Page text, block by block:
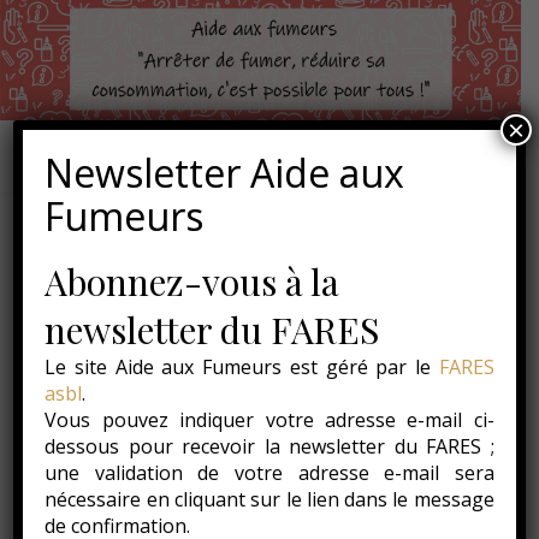
ACTUALITÉS,CAMPAGNE "SEVRAGE POUR TOUS"
Témoignage – L.F., 42
27 mars 2014
» J’ai arrêté plusieurs fois dans ma vie et pendant de
longues périodes mais j’ai toujours repris même après 8
Newsletter Aide aux
Fumeurs
Abonnez-vous à la
newsletter du FARES
Le site Aide aux Fumeurs est géré par le FARES
asbl.
Vous pouvez indiquer votre adresse e-mail ci-
dessous pour recevoir la newsletter du FARES ;
une validation de votre adresse e-mail sera
nécessaire en cliquant sur le lien dans le message
de confirmation.
×